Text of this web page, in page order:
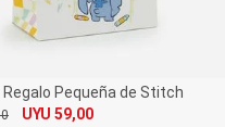
Regalo Pequeña de Stitch
UYU 59,00